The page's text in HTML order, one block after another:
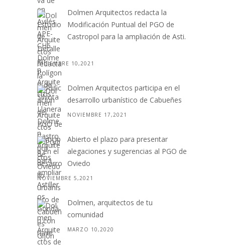
Dolmen Arquitectos redacta la
Modificación Puntual del PGO de
Castropol para la ampliación de Asti.
. .
DICIEMBRE 10,2021
Dolmen Arquitectos participa en el
desarrollo urbanístico de Cabueñes
NOVIEMBRE 17,2021
Abierto el plazo para presentar
alegaciones y sugerencias al PGO de
Oviedo
NOVIEMBRE 5,2021
Dolmen, arquitectos de tu
comunidad
MARZO 10,2020